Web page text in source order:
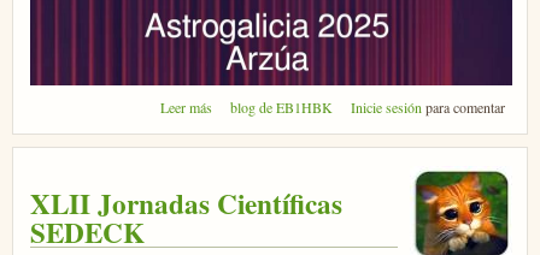
Leer más sobre Taller de radioastronomía en Astrogalicia
blog de EB1HBK Inicie sesión para comentar
XLII Jornadas Científicas
SEDECK